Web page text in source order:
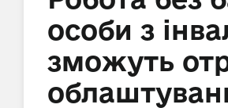
особи з
зможуть